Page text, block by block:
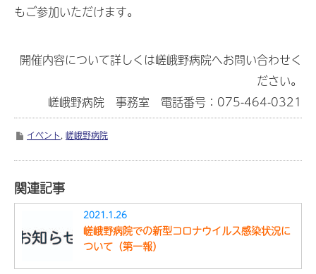
もご参加いただけます。
開催内容について詳しくは嵯峨野病院へお問い合わせく
ださい。
嵯峨野病院 事務室 電話番号：075-464-0321
イベント, 嵯峨野病院
関連記事
2021.1.26
嵯峨野病院での新型コロナウイルス感染状況に
ついて（第一報）